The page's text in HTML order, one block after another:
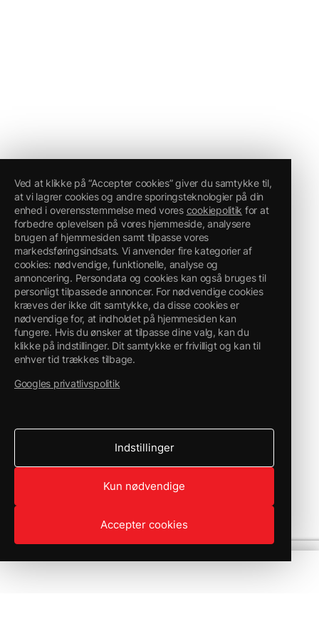
Ved at klikke på “Accepter cookies” giver du samtykke til,
at vi lagrer cookies og andre sporingsteknologier på din
enhed i overensstemmelse med vores cookiepolitik for at
forbedre oplevelsen på vores hjemmeside, analysere
brugen af hjemmesiden samt tilpasse vores
markedsføringsindsats. Vi anvender fire kategorier af
cookies: nødvendige, funktionelle, analyse og
annoncering. Persondata og cookies kan også bruges til
personligt tilpassede annoncer. For nødvendige cookies
kræves der ikke dit samtykke, da disse cookies er
nødvendige for, at indholdet på hjemmesiden kan
fungere. Hvis du ønsker at tilpasse dine valg, kan du
klikke på indstillinger. Dit samtykke er frivilligt og kan til
enhver tid trækkes tilbage.
Googles privatlivspolitik
Indstillinger
Kun nødvendige
Accepter cookies